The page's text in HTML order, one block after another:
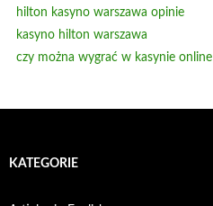
hilton kasyno warszawa opinie
kasyno hilton warszawa
czy można wygrać w kasynie online
KATEGORIE